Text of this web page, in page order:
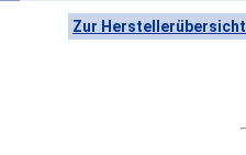
Zur Herstellerübersicht